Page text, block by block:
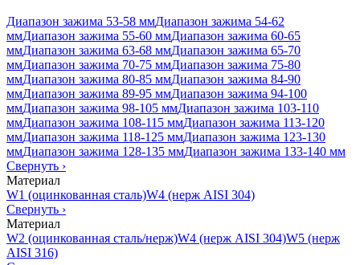
Диапазон зажима 53-58 ммДиапазон зажима 54-62
ммДиапазон зажима 55-60 ммДиапазон зажима 60-65
ммДиапазон зажима 63-68 ммДиапазон зажима 65-70
ммДиапазон зажима 70-75 ммДиапазон зажима 75-80
ммДиапазон зажима 80-85 ммДиапазон зажима 84-90
ммДиапазон зажима 89-95 ммДиапазон зажима 94-100
ммДиапазон зажима 98-105 ммДиапазон зажима 103-110
ммДиапазон зажима 108-115 ммДиапазон зажима 113-120
ммДиапазон зажима 118-125 ммДиапазон зажима 123-130
ммДиапазон зажима 128-135 ммДиапазон зажима 133-140 мм
Свернуть ›
Материал
W1 (оцинкованная сталь)W4 (нерж AISI 304)
Свернуть ›
Материал
W2 (оцинкованная сталь/нерж)W4 (нерж AISI 304)W5 (нерж
AISI 316)